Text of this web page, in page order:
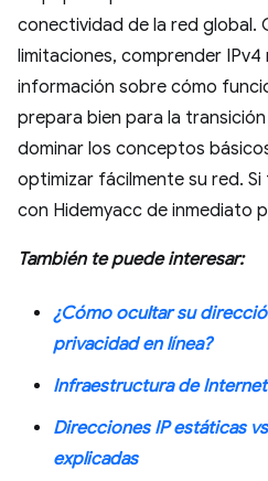
conectividad de la red global.
limitaciones, comprender
información sobre cómo
prepara bien para la
dominar los conceptos
optimizar fácilmente su red.
con Hidemyacc de inmediato
También te puede interesar:
¿Cómo ocultar su
privacidad en línea?
Infraestructura de
Direcciones IP estáticas
explicadas